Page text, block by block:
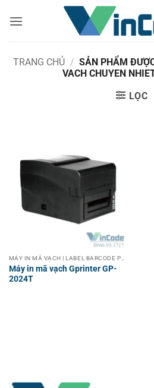
qua
TRANG CHỦ / SẢN PHẨM
VACH CHUYEN
LỌC
Máy in mã vạch Gprinter GP-
2024T